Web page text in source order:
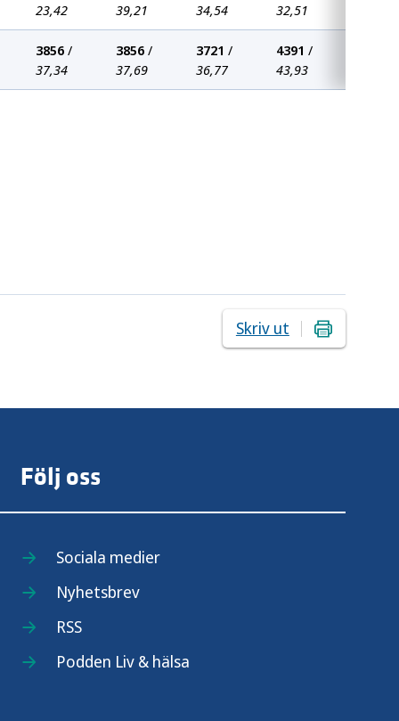
23,42
39,21
34,54
32,51
3856 /
37,34
3856 /
37,69
3721 /
36,77
4391 /
43,93
Skriv ut
Följ oss
Sociala medier
Nyhetsbrev
RSS
Podden Liv & hälsa